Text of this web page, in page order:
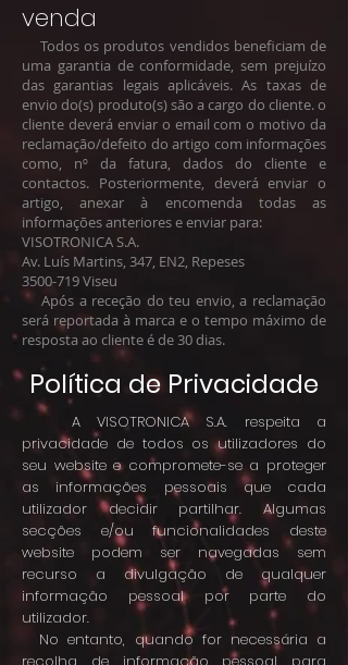
venda
Todos os produtos vendidos beneficiam de
uma garantia de conformidade, sem prejuízo
das garantias legais aplicáveis. As taxas de
envio do(s) produto(s) são a cargo do cliente. o
cliente deverá enviar o email com o motivo da
reclamação/defeito do artigo com informações
como, nº da fatura, dados do cliente e
contactos. Posteriormente, deverá enviar o
artigo, anexar à encomenda todas as
informações anteriores e enviar para:
VISOTRONICA S.A.
Av. Luís Martins, 347, EN2, Repeses
3500-719 Viseu
Após a receção do teu envio, a reclamação
será reportada à marca e o tempo máximo de
resposta ao cliente é de 30 dias.
Política de Privacidade
A VISOTRONICA S.A. respeita a
privacidade de todos os utilizadores do
seu website e compromete-se a proteger
as informações pessoais que cada
utilizador decidir partilhar. Algumas
secções e/ou funcionalidades deste
website podem ser navegadas sem
recurso a divulgação de qualquer
informação pessoal por parte do
utilizador.
No entanto, quando for necessária a